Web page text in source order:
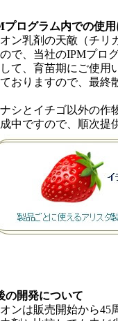
プログラム内での使用
オン乳剤の天敵（チ
で、当社のIPMプロ
て、育苗期にご使用
おりますので、最終
シとイチゴ以外の作
中ですので、順次提
の開発について
オンは販売開始から